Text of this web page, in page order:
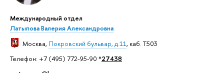
Международный отдел
Латыпова Валерия Александровна
Москва, Покровский бульвар, д.11, каб. T503
Телефон: +7 (495) 772-95-90 *27438